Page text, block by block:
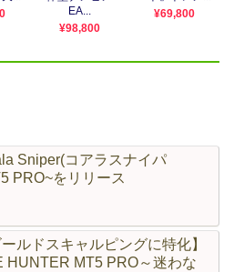
Sniper(コアラスナイパ
PRO~をリリース
ルドスキャルピングに特化】
HUNTER MT5 PRO～迷わな